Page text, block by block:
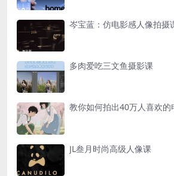
岑宝蓝：仿电影感人像拍摄
多肉爱吃三文鱼摄影课
教你如何拍出40万人喜欢的
JL叁月时尚高级人像课